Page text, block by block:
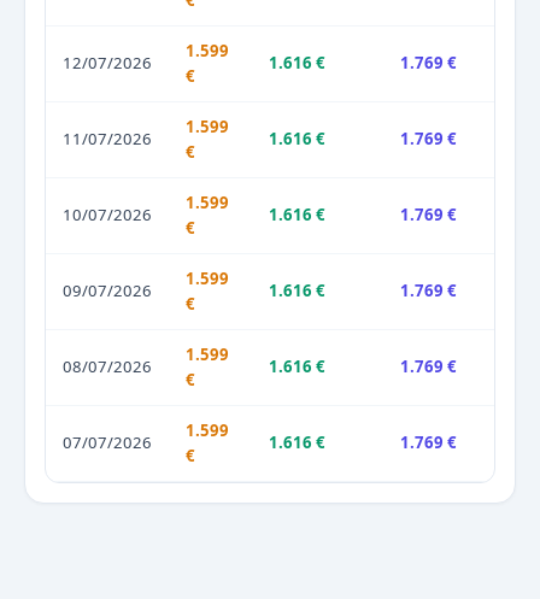
12/07/2026
1.599
€
1.616 € 1.769 €
11/07/2026
1.599
€
1.616 € 1.769 €
10/07/2026
1.599
€
1.616 € 1.769 €
09/07/2026
1.599
€
1.616 € 1.769 €
08/07/2026
1.599
€
1.616 € 1.769 €
07/07/2026
1.599
€
1.616 € 1.769 €